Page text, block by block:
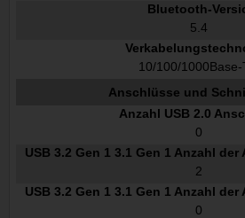
Bluetooth-
5.4
10/100/1000Base-
Anschlüsse und
Anzahl USB 2.0
0
USB 3.2 Gen 1 3.1 Gen 1 Anzahl
2
USB 3.2 Gen 1 3.1 Gen 1 Anzahl
0